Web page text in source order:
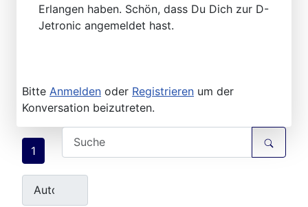
Erlangen haben. Schön, dass Du Dich zur D-
Jetronic angemeldet hast.
Bitte Anmelden oder Registrieren um der
Konversation beizutreten.
1